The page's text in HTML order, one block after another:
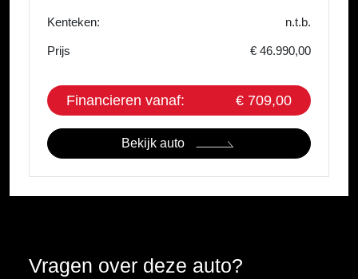
Kenteken: n.t.b.
Prijs € 46.990,00
Financieren vanaf: € 709,00
Bekijk auto
Vragen over deze auto?